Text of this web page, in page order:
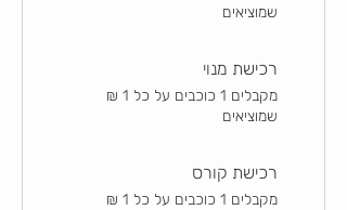
שמוציאים
רכישת מנוי
מקבלים 1 ‏כוכבים על כל ‏1 ‏₪
שמוציאים
רכישת קורס
מקבלים 1 ‏כוכבים על כל ‏1 ‏₪